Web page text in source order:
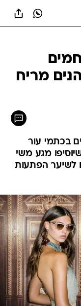
מריח
בכתמי עור
מגע משי
לשיער הפתעות